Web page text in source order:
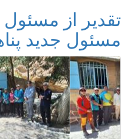
تقدیر از
مسئول جدید